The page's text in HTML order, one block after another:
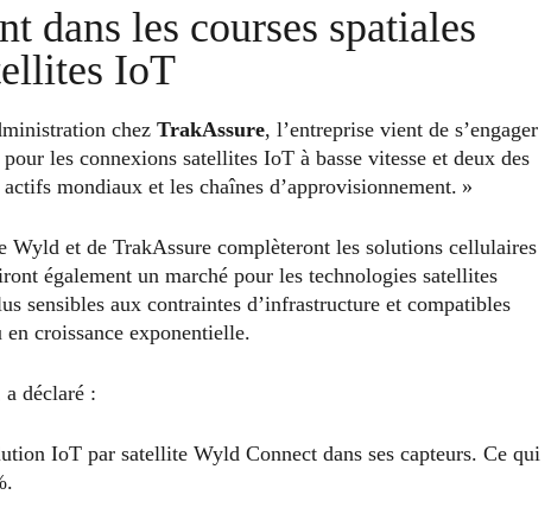
dans les courses spatiales
IoT
chez TrakAssure, l’entreprise vient de s’engager
les connexions satellites IoT à basse vitesse et deux des
mondiaux et les chaînes d’approvisionnement. »
Wyld et de TrakAssure complèteront les solutions cellulaires
également un marché pour les technologies satellites
sensibles aux contraintes d’infrastructure et compatibles
croissance exponentielle.
déclaré :
IoT par satellite Wyld Connect dans ses capteurs. Ce qui